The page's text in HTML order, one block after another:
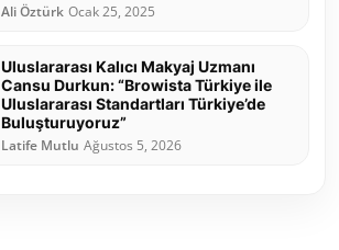
Ali Öztürk Ocak 25, 2025
Uluslararası Kalıcı Makyaj Uzmanı
Cansu Durkun: “Browista Türkiye ile
Uluslararası Standartları Türkiye’de
Buluşturuyoruz”
Latife Mutlu Ağustos 5, 2026